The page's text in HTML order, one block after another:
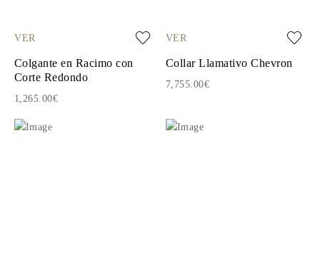
VER
Colgante en Racimo con
Corte Redondo
1,265.00€
VER
Collar Llamativo Chevron
7,755.00€